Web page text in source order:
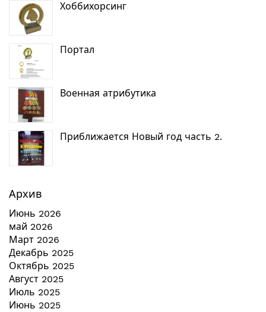
Хоббихорсинг
Портал
Военная атрибутика
Приближается Новый год часть 2.
Архив
Июнь 2026
май 2026
Март 2026
Декабрь 2025
Октябрь 2025
Август 2025
Июль 2025
Июнь 2025